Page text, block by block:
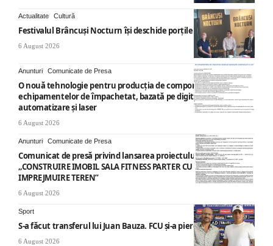
Actualitate Cultură
Festivalul Brâncuși Nocturn își deschide porțile la Târgu Jiu
6 August 2026
Anunturi Comunicate de Presa
O nouă tehnologie pentru producția de componente ale
echipamentelor de împachetat, bazată pe digitalizare,
automatizare și laser
6 August 2026
Anunturi Comunicate de Presa
Comunicat de presă privind lansarea proiectului cu titlul
„CONSTRUIRE IMOBIL SALA FITNESS PARTER CU SUPANTA SI
IMPREJMUIRE TEREN”
6 August 2026
Sport
S-a făcut transferul lui Juan Bauza. FCU și-a pierdut vedeta
6 August 2026